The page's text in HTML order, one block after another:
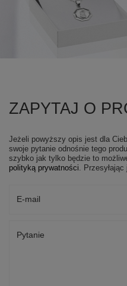
ZAPYTAJ O
Jeżeli powyższy opis jest dla
swoje pytanie odnośnie tego
szybko jak tylko będzie to
polityką prywatności .
E-mail
Pytanie